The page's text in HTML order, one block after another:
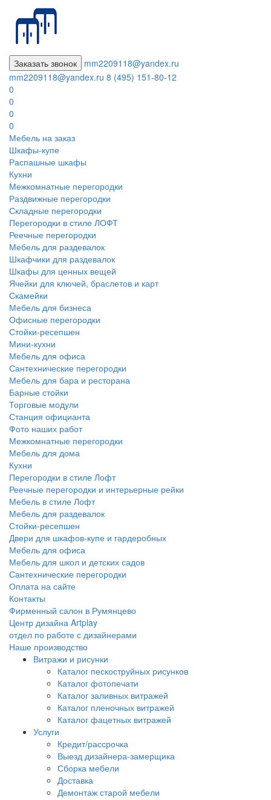
Заказать звонок
mm2209118@yandex.ru
mm2209118@yandex.ru 8 (495) 151-80-12
0
0
0
0
Мебель на заказ
Шкафы-купе
Распашные шкафы
Кухни
Межкомнатные перегородки
Раздвижные перегородки
Складные перегородки
Перегородки в стиле ЛОФТ
Реечные перегородки
Мебель для раздевалок
Шкафчики для раздевалок
Шкафы для ценных вещей
Ячейки для ключей, браслетов и карт
Скамейки
Мебель для бизнеса
Офисные перегородки
Стойки-ресепшен
Мини-кухни
Мебель для офиса
Сантехнические перегородки
Мебель для бара и ресторана
Барные стойки
Торговые модули
Станция официанта
Фото наших работ
Межкомнатные перегородки
Мебель для дома
Кухни
Перегородки в стиле Лофт
Реечные перегородки и интерьерные рейки
Мебель в стиле Лофт
Мебель для раздевалок
Стойки-ресепшен
Двери для шкафов-купе и гардеробных
Мебель для офиса
Мебель для школ и детских садов
Сантехнические перегородки
Оплата на сайте
Контакты
Фирменный салон в Румянцево
Центр дизайна Artplay
отдел по работе с дизайнерами
Наше производство
Витражи и рисунки
Каталог пескоструйных рисунков
Каталог фотопечати
Каталог заливных витражей
Каталог пленочных витражей
Каталог фацетных витражей
Услуги
Кредит/рассрочка
Выезд дизайнера-замерщика
Сборка мебели
Доставка
Демонтаж старой мебели